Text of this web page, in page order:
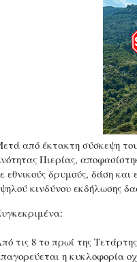
από έκτακτη σύσκεψη
Πιερίας,
εθνικούς δρυμούς, δάση
κινδύνου εκδήλωσης
τις 8 το πρωί της
η κυκλοφορία